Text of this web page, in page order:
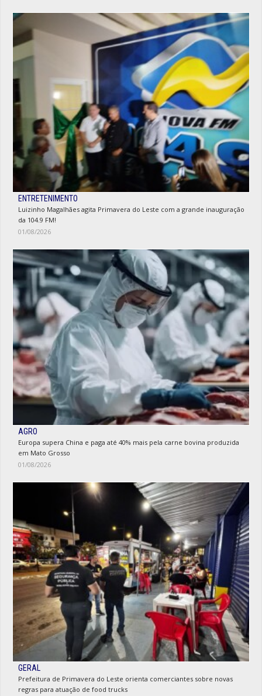
ENTRETENIMENTO
Luizinho Magalhães agita Primavera do Leste com a grande inauguração
da 104.9 FM!
01/08/2026
AGRO
Europa supera China e paga até 40% mais pela carne bovina produzida
em Mato Grosso
01/08/2026
GERAL
Prefeitura de Primavera do Leste orienta comerciantes sobre novas
regras para atuação de food trucks